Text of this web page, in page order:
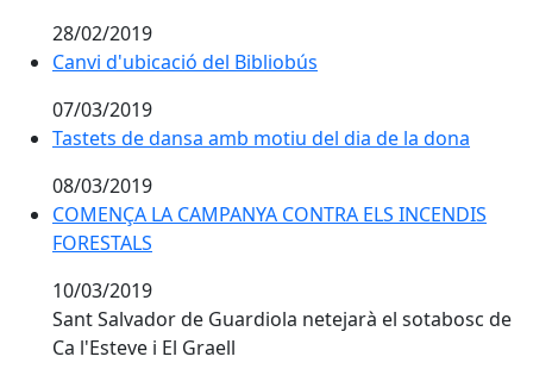
28/02/2019
Canvi d'ubicació del Bibliobús
Canvi d'ubicació del Bibliobús
07/03/2019
Tastets de dansa amb motiu del dia de la dona
Tastets de dansa amb motiu del dia de la dona
08/03/2019
COMENÇA LA CAMPANYA CONTRA ELS INCENDIS
COMENÇA LA CAMPANYA CONTRA ELS INCENDIS
FORESTALS
10/03/2019
Sant Salvador de Guardiola netejarà el sotabosc de
Ca l'Esteve i El Graell